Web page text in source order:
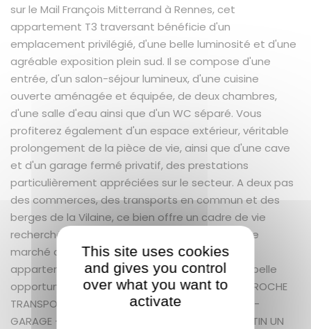
sur le Mail François Mitterrand à Rennes, cet
appartement T3 traversant bénéficie d'un
emplacement privilégié, d'une belle luminosité et d'une
agréable exposition plein sud. Il se compose d'une
entrée, d'un salon-séjour lumineux, d'une cuisine
ouverte aménagée et équipée, de deux chambres,
d'une salle d'eau ainsi que d'un WC séparé. Vous
profiterez également d'un espace extérieur, véritable
prolongement de la pièce de vie, ainsi que d'une cave
et d'un garage fermé privatif, des prestations
particulièrement appréciées sur le secteur. A deux pas
des commerces, des transports en commun et des
berges de la Vilaine, ce bien offre un cadre de vie
recherché alliant confort et praticité. Rare sur le
marché dans ce secteur prisé de Rennes, cet
appartement réunit de nombreux atouts. Une belle
opportunité à saisir. LES PLUS : EMPLACEMENT - PROCHE
TRANSPORTS COMMODITES - TRAVERSANT - DPE -
GARAGE - EXTERIEUR GUENNO IMMOBILIER ST MARTIN UN
This site uses cookies
and gives you control
over what you want to
activate